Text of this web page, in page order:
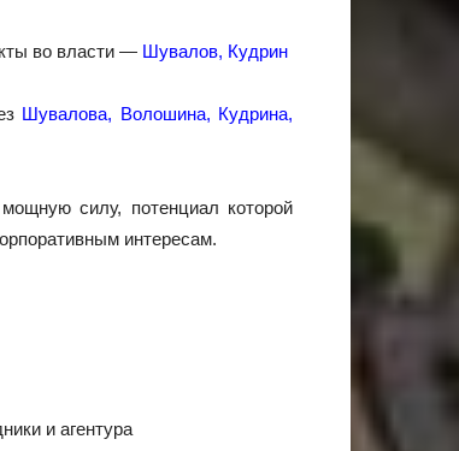
во власти — Шувалов, Кудрин
Шувалова, Волошина, Кудрина,
силу, потенциал которой
интересам.
и агентура